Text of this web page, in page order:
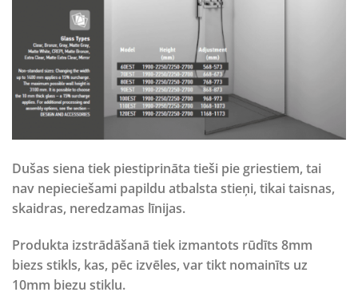
Dušas siena tiek piestiprināta tieši pie griestiem, tai
nav nepieciešami papildu atbalsta stieņi, tikai taisnas,
skaidras, neredzamas līnijas.
Produkta izstrādāšanā tiek izmantots rūdīts 8mm
biezs stikls, kas, pēc izvēles, var tikt nomainīts uz
10mm biezu stiklu.